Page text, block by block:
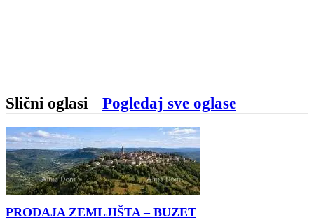
Slični oglasi Pogledaj sve oglase
PRODAJA ZEMLJIŠTA – BUZET